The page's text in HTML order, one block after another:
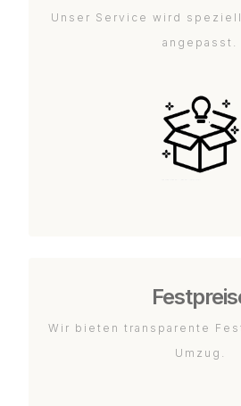
Unser Service wird
angepasst.
Wir bieten transparente
Umzug.